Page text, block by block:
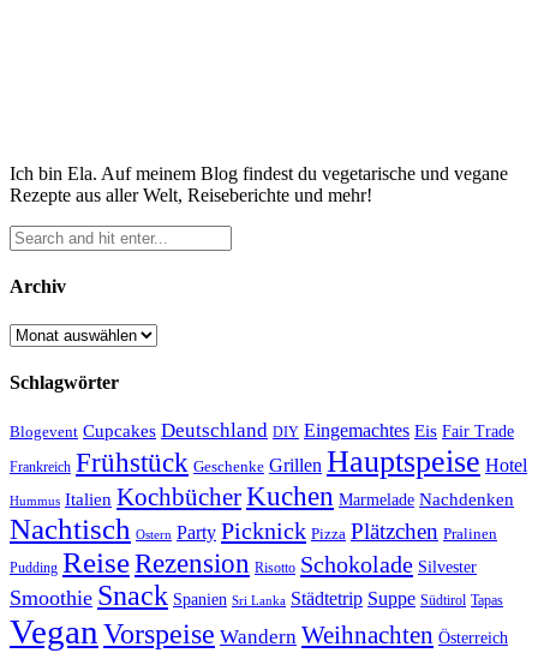
Ich bin Ela. Auf meinem Blog findest du vegetarische und vegane
Rezepte aus aller Welt, Reiseberichte und mehr!
Archiv
Archiv
Schlagwörter
Blogevent Cupcakes Deutschland DIY Eingemachtes Eis Fair Trade
Frankreich Frühstück Geschenke Grillen Hauptspeise Hotel
Hummus Italien KochbücherKuchen Marmelade Nachdenken
Nachtisch Ostern Party Picknick Pizza Plätzchen Pralinen
Pudding ReiseRezension Risotto Schokolade Silvester
Smoothie Snack Spanien Sri Lanka Städtetrip Suppe Südtirol Tapas
Vegan Vorspeise Wandern Weihnachten Österreich